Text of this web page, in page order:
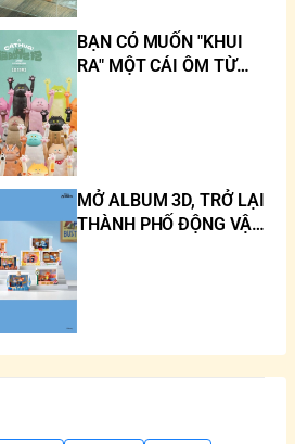
BẠN CÓ MUỐN "KHUI
RA" MỘT CÁI ÔM TỪ
MỞ ALBUM 3D, TRỞ LẠI
THÀNH PHỐ ĐỘNG VẬT